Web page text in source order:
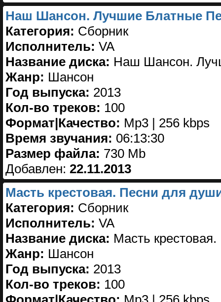
Наш Шансон. Лучшие Блатные
Категория: Сборник
Исполнитель: VA
Название диска: Наш Шансон.
Жанр: Шансон
Год выпуска: 2013
Кол-во треков: 100
Формат|Качество: Mp3 | 256 kbps
Время звучания: 06:13:30
Размер файла: 730 Mb
Добавлен: 22.11.2013
Масть крестовая. Песни для
Категория: Сборник
Исполнитель: VA
Название диска: Масть
Жанр: Шансон
Год выпуска: 2013
Кол-во треков: 100